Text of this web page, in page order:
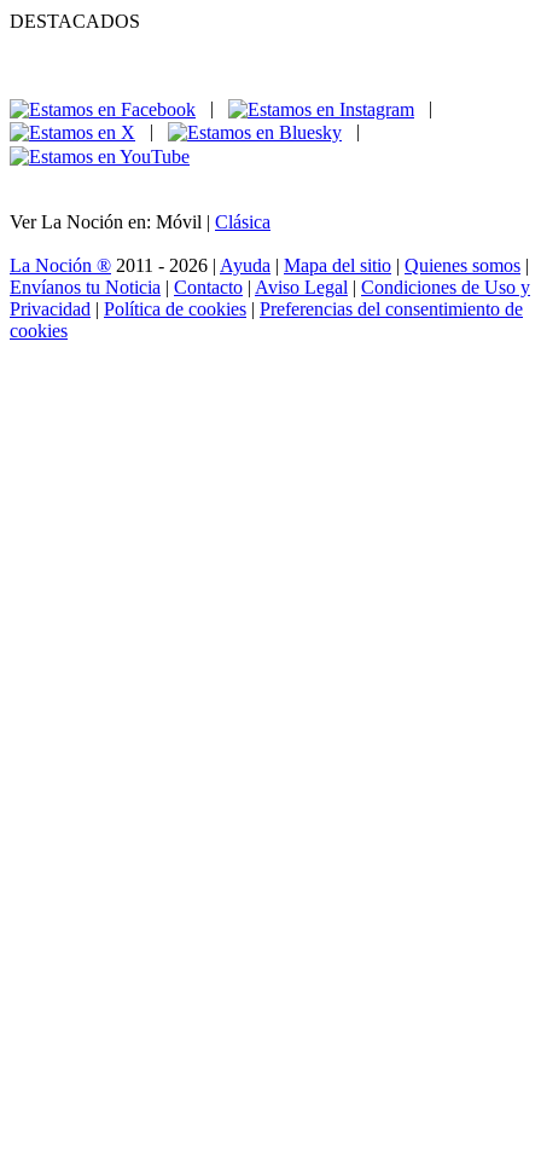
DESTACADOS
|
|
|
|
Ver La Noción en: Móvil | Clásica
La Noción ® 2011 - 2026 | Ayuda | Mapa del sitio | Quienes somos |
Envíanos tu Noticia | Contacto | Aviso Legal | Condiciones de Uso y
Privacidad | Política de cookies | Preferencias del consentimiento de
cookies